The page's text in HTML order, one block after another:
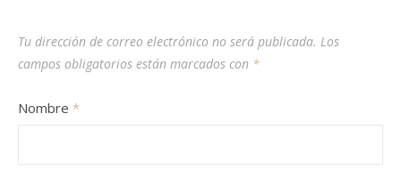
Tu dirección de correo electrónico no será publicada. Los
campos obligatorios están marcados con *
Nombre *